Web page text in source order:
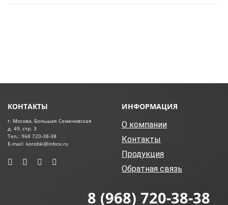
КОНТАКТЫ
г. Москва, Большая Семеновская
д. 49, стр. 3
Тел.: 968 720-38-38
E-mail: korobki@inbox.ru
ИНФОРМАЦИЯ
О компании
Контакты
Продукция
Обратная связь
8 (968) 720-38-38